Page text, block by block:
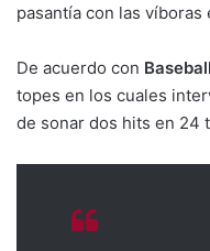
pasantía con las víboras
De acuerdo con
topes en los cuales
de sonar dos hits en 24